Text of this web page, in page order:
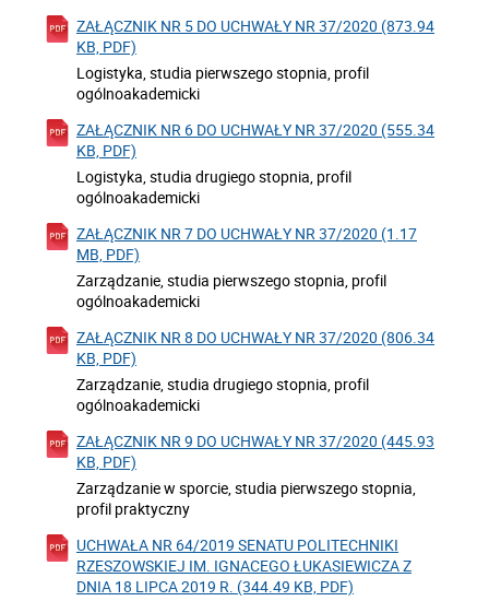
ZAŁĄCZNIK NR 5 DO UCHWAŁY NR 37/2020 (873.94
KB, PDF)
Logistyka, studia pierwszego stopnia, profil
ogólnoakademicki
ZAŁĄCZNIK NR 6 DO UCHWAŁY NR 37/2020 (555.34
KB, PDF)
Logistyka, studia drugiego stopnia, profil
ogólnoakademicki
ZAŁĄCZNIK NR 7 DO UCHWAŁY NR 37/2020 (1.17
MB, PDF)
Zarządzanie, studia pierwszego stopnia, profil
ogólnoakademicki
ZAŁĄCZNIK NR 8 DO UCHWAŁY NR 37/2020 (806.34
KB, PDF)
Zarządzanie, studia drugiego stopnia, profil
ogólnoakademicki
ZAŁĄCZNIK NR 9 DO UCHWAŁY NR 37/2020 (445.93
KB, PDF)
Zarządzanie w sporcie, studia pierwszego stopnia,
profil praktyczny
UCHWAŁA NR 64/2019 SENATU POLITECHNIKI
RZESZOWSKIEJ IM. IGNACEGO ŁUKASIEWICZA Z
DNIA 18 LIPCA 2019 R. (344.49 KB, PDF)